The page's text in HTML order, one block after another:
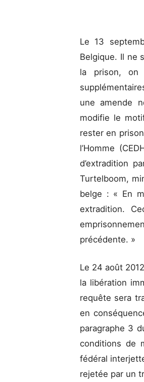
Le 13
Belgique. Il ne
la prison, on
une amende
modifie le
rester en
l’Homme
d’extradition
Turtelboom,
belge : « En
extradition.
précédente. »
Le 24 août
la libération
requête sera
en
paragraphe 3
conditions de
fédéral
rejetée par un